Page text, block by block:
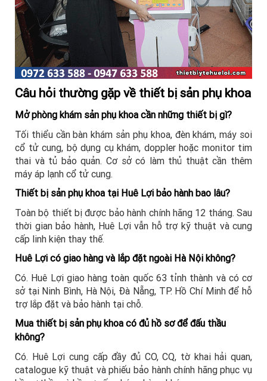
Câu hỏi thường gặp về thiết bị sản phụ khoa
Mở phòng khám sản phụ khoa cần những thiết bị gì?
Tối thiểu cần bàn khám sản phụ khoa, đèn khám, máy soi
cổ tử cung, bộ dụng cụ khám, doppler hoặc monitor tim
thai và tủ bảo quản. Cơ sở có làm thủ thuật cần thêm
máy áp lạnh cổ tử cung.
Thiết bị sản phụ khoa tại Huê Lợi bảo hành bao lâu?
Toàn bộ thiết bị được bảo hành chính hãng 12 tháng. Sau
thời gian bảo hành, Huê Lợi vẫn hỗ trợ kỹ thuật và cung
cấp linh kiện thay thế.
Huê Lợi có giao hàng và lắp đặt ngoài Hà Nội không?
Có. Huê Lợi giao hàng toàn quốc 63 tỉnh thành và có cơ
sở tại Ninh Bình, Hà Nội, Đà Nẵng, TP. Hồ Chí Minh để hỗ
trợ lắp đặt và bảo hành tại chỗ.
Mua thiết bị sản phụ khoa có đủ hồ sơ để đấu thầu
không?
Có. Huê Lợi cung cấp đầy đủ CO, CQ, tờ khai hải quan,
catalogue kỹ thuật và phiếu bảo hành chính hãng phục vụ